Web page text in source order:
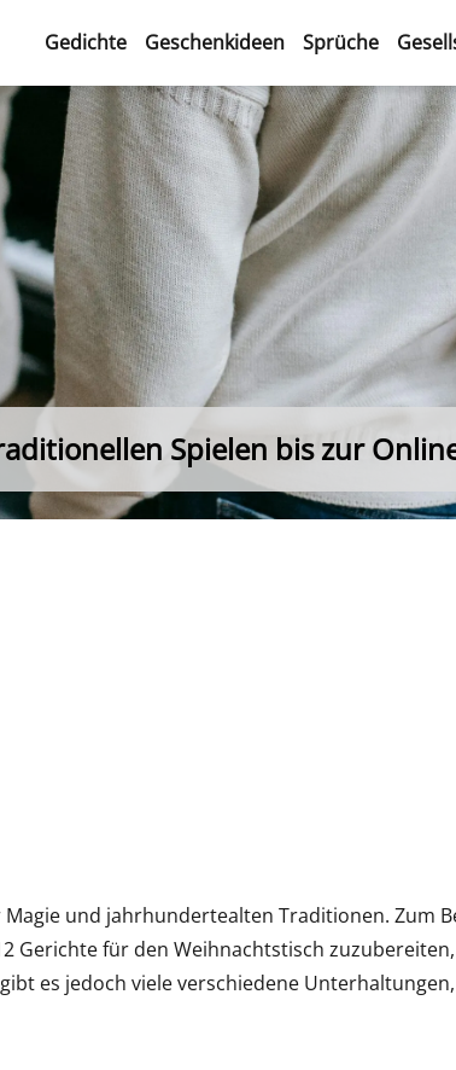
Gedichte Geschenkideen Sprüche
Spielen bis zur
und jahrhundertealten Traditionen. Zum
Gerichte für den Weihnachtstisch
es jedoch viele verschiedene